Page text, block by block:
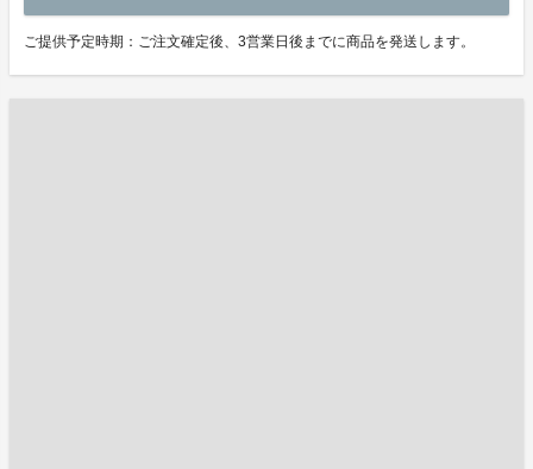
ご提供予定時期：ご注文確定後、3営業日後までに商品を発送します。